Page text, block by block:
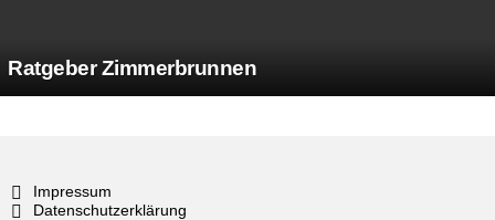
Ratgeber Zimmerbrunnen
Impressum
Datenschutzerklärung